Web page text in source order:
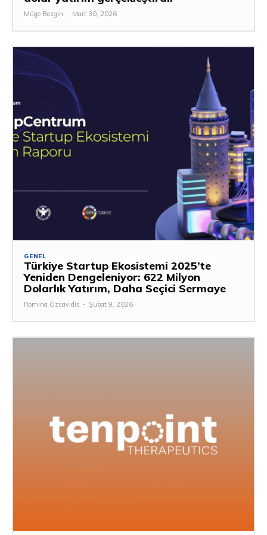
Müge Bezgin - Mart 30, 2026
GENEL
Türkiye Startup Ekosistemi 2025’te
Yeniden Dengeleniyor: 622 Milyon
Dolarlık Yatırım, Daha Seçici Sermaye
Romina Özsavidis - Şubat 9, 2026